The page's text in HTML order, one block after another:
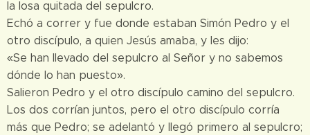
la losa quitada del sepulcro.
Echó a correr y fue donde estaban Simón Pedro y el
otro discípulo, a quien Jesús amaba, y les dijo:
«Se han llevado del sepulcro al Señor y no sabemos
dónde lo han puesto».
Salieron Pedro y el otro discípulo camino del sepulcro.
Los dos corrían juntos, pero el otro discípulo corría
más que Pedro; se adelantó y llegó primero al sepulcro;